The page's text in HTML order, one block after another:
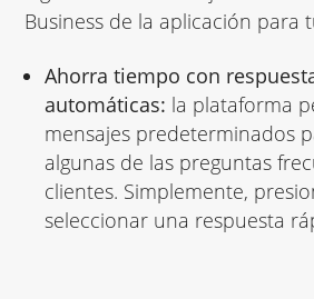
Business de la aplicación para
Ahorra tiempo con
automáticas: la plataforma
mensajes predeterminados
algunas de las preguntas
clientes. Simplemente,
seleccionar una respuesta